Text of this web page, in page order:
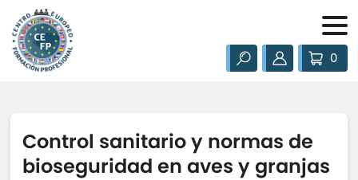
0
Control sanitario y normas de
bioseguridad en aves y granjas